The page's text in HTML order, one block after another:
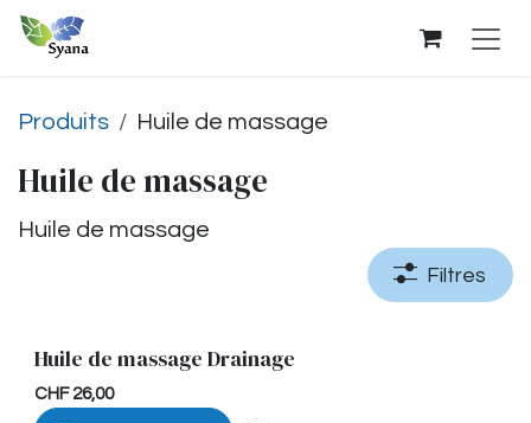
Se rendre au contenu
Produits Huile de massage
Huile de massage
Huile de massage
Filtres
Stimulante
Huile de massage Drainage
CHF 26,00